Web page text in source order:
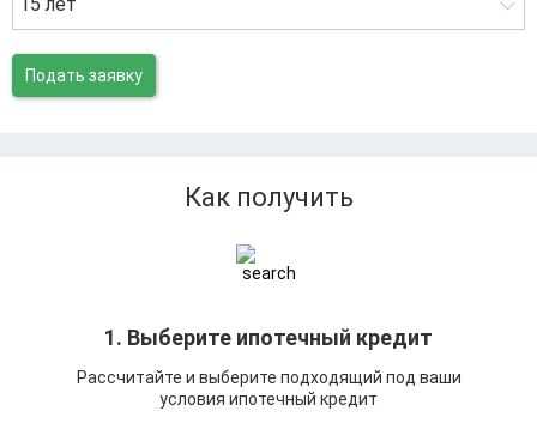
Подать заявку
Как получить
1. Выберите ипотечный кредит
Рассчитайте и выберите подходящий под ваши
условия ипотечный кредит